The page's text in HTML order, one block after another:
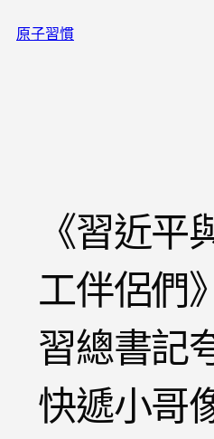
至原子習慣
《習近平
工伴侶們
習總書記
快遞小哥